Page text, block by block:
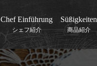
Chef Einführung
シェフ紹介
Süßigkeiten
商品紹介